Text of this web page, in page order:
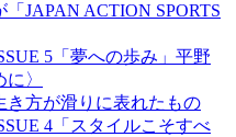
JAPAN ACTION SPORTS
5「夢への歩み」平野
〉
き方が滑りに表れたもの
4「スタイルこそすべ